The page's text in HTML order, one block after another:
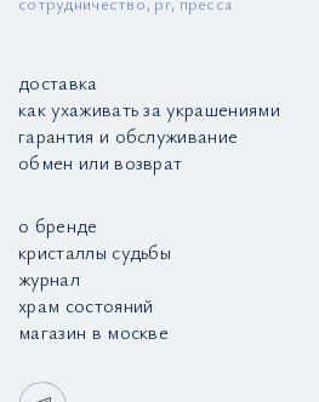
доставка
как ухаживать за украшениями
гарантия и обслуживание
обмен или возврат
о бренде
кристаллы судьбы
журнал
храм состояний
магазин в москве